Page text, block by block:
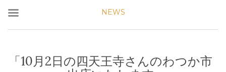
NEWS
「10月2日の四天王寺さんのわつか市